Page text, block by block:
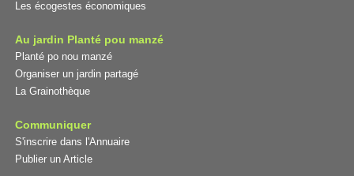
Les écogestes économiques
Au jardin Planté pou manzé
Planté po nou manzé
Organiser un jardin partagé
La Grainothèque
Communiquer
S'inscrire dans l'Annuaire
Publier un Article